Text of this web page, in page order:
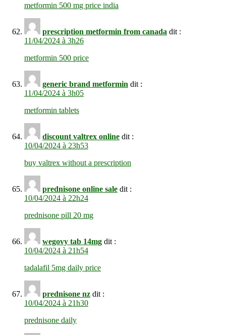
metformin 500 mg price india
prescription metformin from canada dit :
11/04/2024 à 3h26
metformin 500 price
generic brand metformin dit :
11/04/2024 à 3h05
metformin tablets
discount valtrex online dit :
10/04/2024 à 23h53
buy valtrex without a prescription
prednisone online sale dit :
10/04/2024 à 22h24
prednisone pill 20 mg
wegovy tab 14mg dit :
10/04/2024 à 21h54
tadalafil 5mg daily price
prednisone nz dit :
10/04/2024 à 21h30
prednisone daily